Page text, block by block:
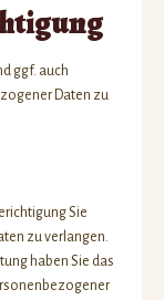
ggf. auch
Daten zu
Sie
zu verlangen.
haben Sie das